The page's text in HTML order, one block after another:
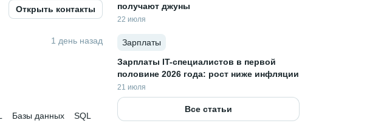
Открыть контакты
1 день назад
Базы данных SQL
получают джуны
22 июля
Зарплаты
Зарплаты IT-специалистов в первой
половине 2026 года: рост ниже инфляции
21 июля
Все статьи